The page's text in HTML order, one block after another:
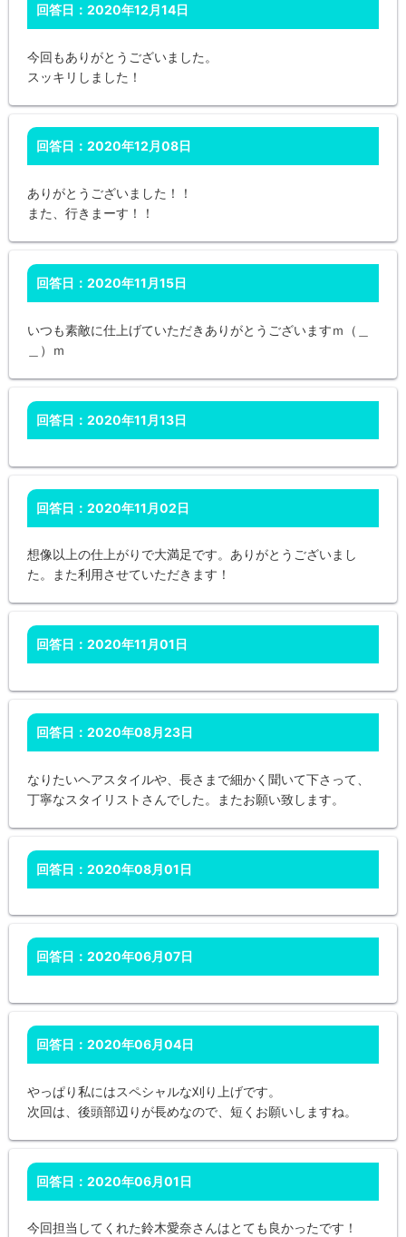
回答日：2020年12月14日
今回もありがとうございました。
スッキリしました！
回答日：2020年12月08日
ありがとうございました！！
また、行きまーす！！
回答日：2020年11月15日
いつも素敵に仕上げていただきありがとうございますｍ（＿
＿）ｍ
回答日：2020年11月13日
回答日：2020年11月02日
想像以上の仕上がりで大満足です。ありがとうございまし
た。また利用させていただきます！
回答日：2020年11月01日
回答日：2020年08月23日
なりたいヘアスタイルや、長さまで細かく聞いて下さって、
丁寧なスタイリストさんでした。またお願い致します。
回答日：2020年08月01日
回答日：2020年06月07日
回答日：2020年06月04日
やっぱり私にはスペシャルな刈り上げです。
次回は、後頭部辺りが長めなので、短くお願いしますね。
回答日：2020年06月01日
今回担当してくれた鈴木愛奈さんはとても良かったです！